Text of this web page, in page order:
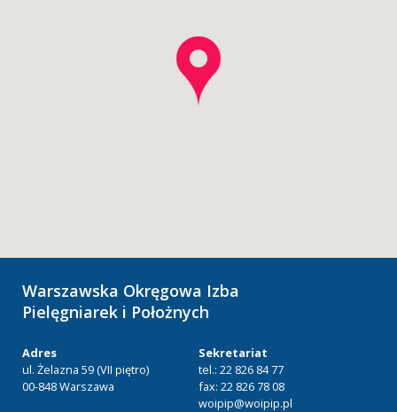
Warszawska Okręgowa Izba
Pielęgniarek i Położnych
Adres
ul. Żelazna 59 (VII piętro)
00-848 Warszawa
Sekretariat
tel.: 22 826 84 77
fax: 22 826 78 08
woipip@woipip.pl